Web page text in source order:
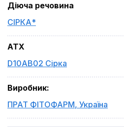
Діюча речовина
СІРКА*
ATX
D10AB02 Сірка
Виробник:
ПРАТ ФІТОФАРМ, Україна